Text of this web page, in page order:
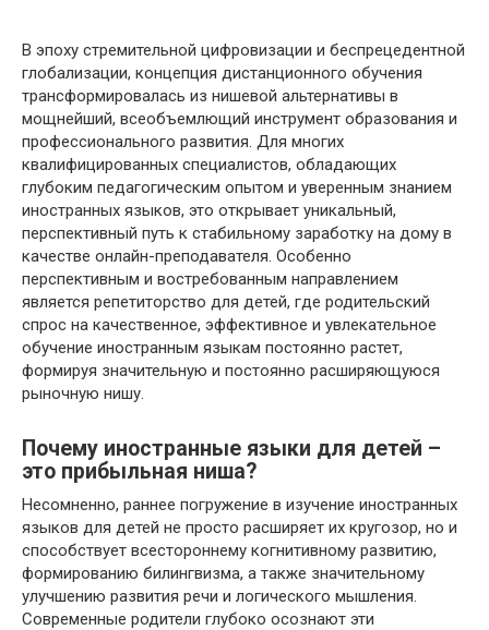
В эпоху стремительной цифровизации и беспрецедентной
глобализации, концепция дистанционного обучения
трансформировалась из нишевой альтернативы в
мощнейший, всеобъемлющий инструмент образования и
профессионального развития. Для многих
квалифицированных специалистов, обладающих
глубоким педагогическим опытом и уверенным знанием
иностранных языков, это открывает уникальный,
перспективный путь к стабильному заработку на дому в
качестве онлайн-преподавателя. Особенно
перспективным и востребованным направлением
является репетиторство для детей, где родительский
спрос на качественное, эффективное и увлекательное
обучение иностранным языкам постоянно растет,
формируя значительную и постоянно расширяющуюся
рыночную нишу.
Почему иностранные языки для детей –
это прибыльная ниша?
Несомненно, раннее погружение в изучение иностранных
языков для детей не просто расширяет их кругозор, но и
способствует всестороннему когнитивному развитию,
формированию билингвизма, а также значительному
улучшению развития речи и логического мышления.
Современные родители глубоко осознают эти